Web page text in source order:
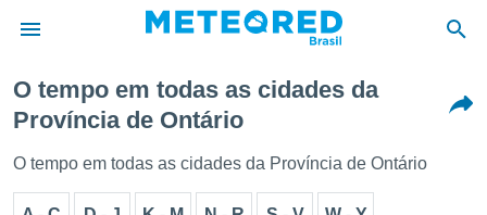
da
por
O tempo em todas as cidades da
Província de Ontário
O tempo em todas as cidades da Província de Ontário